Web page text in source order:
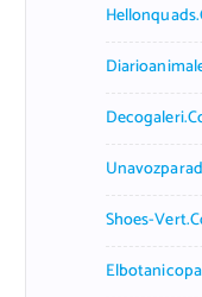
Shoes-